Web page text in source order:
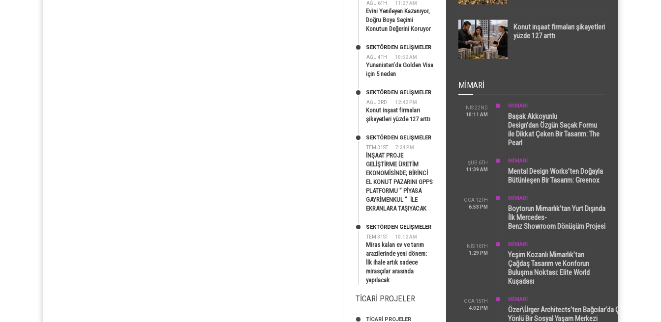
AĞU 6TH 11:27 AM
Evini Yenileyen Kazanıyor,
Doğru Boya Seçimi
Konutun Değerini Koruyor
AĞU 4TH 10:52 AM
SEKTÖRDEN GELIŞMELER
Yunanistan’da Golden Visa
için 5 neden
AĞU 3RD 12:42 PM
SEKTÖRDEN GELIŞMELER
Konut inşaat firmaları
şikayetleri yüzde 127 arttı
TEM 31ST 7:24 PM
SEKTÖRDEN GELIŞMELER
İNŞAAT PROJE
GELİŞTİRME ÜRETİM
EKONOMİSİNDE; BİRİNCİ
EL KONUT PAZARINI GPPS
PLATFORMU ” PİYASA
GAYRİMENKUL ” İLE
EKRANLARA TAŞIYACAK
TEM 31ST 10:12 AM
SEKTÖRDEN GELIŞMELER
Miras kalan ev ve tarım
arazilerinde yeni dönem:
İlk ihale artık sadece
mirasçılar arasında
yapılacak
TICARI PROJELER
TİCARİ PROJELER
Konut inşaat firmaları şikayetleri
yüzde 127 arttı
MIMARI
NIS 22ND
10:11 AM
MİMARİ
Başak Akkoyunlu
Design’dan Özgün Saçak Formu
ile Dikkat Çeken Bir Tasarım: The
Pearl
ŞUB 6TH
11:39 AM
MİMARİ
Mental Design Works’ten Doğayla
Bütünleşen Bir Tasarım: Greenox
OCA 12TH
6:53 PM
MİMARİ
Boytorun Mimarlık’tan Yurt Dışında
İlk Mercedes-
Benz Showroom Dönüşüm Projesi
NIS 16TH
1:29 PM
MİMARİ
Yeşim Kozanlı Mimarlık’tan
Çağdaş Tasarım ve Konforun
Buluşma Noktası: Elite World
Kuşadası
OCA 15TH
4:02 PM
MİMARİ
Özer\Ürger Architects’ten Bağcılar’da Çok
Yönlü Bir Sosyal Yaşam Merkezi